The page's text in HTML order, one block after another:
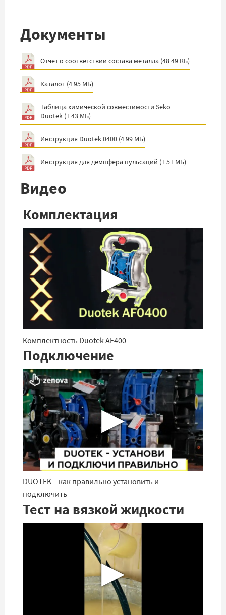
Документы
Отчет о соответствии состава металла (48.49 КБ)
Каталог (4.95 МБ)
Таблица химической совместимости Seko
Duotek (1.43 МБ)
Инструкция Duotek 0400 (4.99 МБ)
Инструкция для демпфера пульсаций (1.51 МБ)
Видео
Комплектация
▶
Комплектность Duotek AF400
Подключение
▶
DUOTEK – как правильно установить и
подключить
Тест на вязкой жидкости
▶